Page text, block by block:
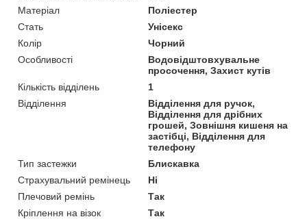
Матеріал
Поліестер
Стать
Унісекс
Колір
Чорний
Особливості
Водовідштовхувальне
просочення, Захист кутів
Кількість відділень
1
Відділення
Відділення для ручок,
Відділення для дрібних
грошей, Зовнішня кишеня на
застібці, Відділення для
телефону
Тип застежки
Блискавка
Страхувальний ремінець
Ні
Плечовий ремінь
Так
Кріплення на візок
Так